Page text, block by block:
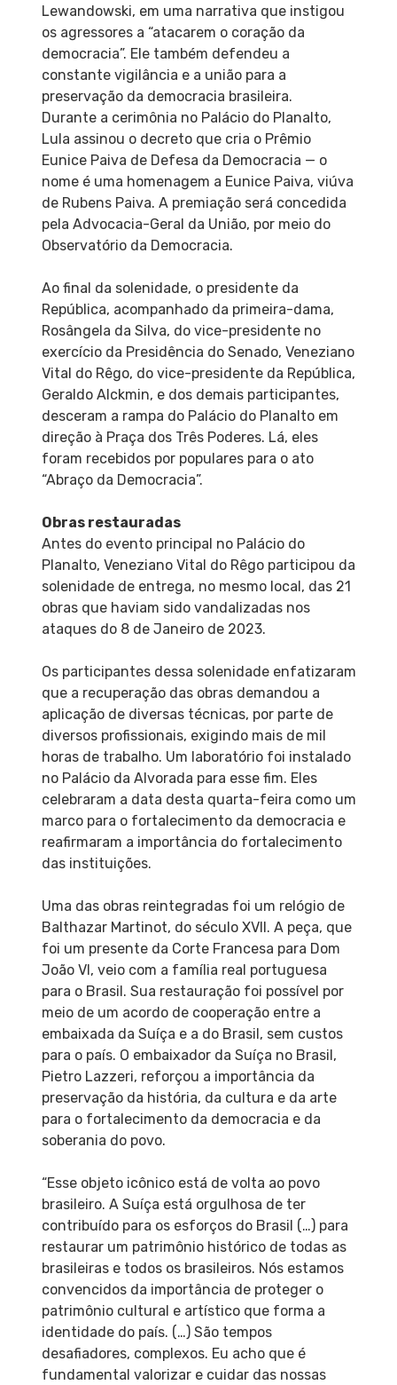
Lewandowski, em uma narrativa que instigou
os agressores a “atacarem o coração da
democracia”. Ele também defendeu a
constante vigilância e a união para a
preservação da democracia brasileira.
Durante a cerimônia no Palácio do Planalto,
Lula assinou o decreto que cria o Prêmio
Eunice Paiva de Defesa da Democracia — o
nome é uma homenagem a Eunice Paiva, viúva
de Rubens Paiva. A premiação será concedida
pela Advocacia-Geral da União, por meio do
Observatório da Democracia.
Ao final da solenidade, o presidente da
República, acompanhado da primeira-dama,
Rosângela da Silva, do vice-presidente no
exercício da Presidência do Senado, Veneziano
Vital do Rêgo, do vice-presidente da República,
Geraldo Alckmin, e dos demais participantes,
desceram a rampa do Palácio do Planalto em
direção à Praça dos Três Poderes. Lá, eles
foram recebidos por populares para o ato
“Abraço da Democracia”.
Obras restauradas
Antes do evento principal no Palácio do
Planalto, Veneziano Vital do Rêgo participou da
solenidade de entrega, no mesmo local, das 21
obras que haviam sido vandalizadas nos
ataques do 8 de Janeiro de 2023.
Os participantes dessa solenidade enfatizaram
que a recuperação das obras demandou a
aplicação de diversas técnicas, por parte de
diversos profissionais, exigindo mais de mil
horas de trabalho. Um laboratório foi instalado
no Palácio da Alvorada para esse fim. Eles
celebraram a data desta quarta-feira como um
marco para o fortalecimento da democracia e
reafirmaram a importância do fortalecimento
das instituições.
Uma das obras reintegradas foi um relógio de
Balthazar Martinot, do século XVII. A peça, que
foi um presente da Corte Francesa para Dom
João VI, veio com a família real portuguesa
para o Brasil. Sua restauração foi possível por
meio de um acordo de cooperação entre a
embaixada da Suíça e a do Brasil, sem custos
para o país. O embaixador da Suíça no Brasil,
Pietro Lazzeri, reforçou a importância da
preservação da história, da cultura e da arte
para o fortalecimento da democracia e da
soberania do povo.
“Esse objeto icônico está de volta ao povo
brasileiro. A Suíça está orgulhosa de ter
contribuído para os esforços do Brasil (…) para
restaurar um patrimônio histórico de todas as
brasileiras e todos os brasileiros. Nós estamos
convencidos da importância de proteger o
patrimônio cultural e artístico que forma a
identidade do país. (…) São tempos
desafiadores, complexos. Eu acho que é
fundamental valorizar e cuidar das nossas